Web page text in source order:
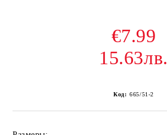
€7.99
15.63лв.
Код: 665/51-2